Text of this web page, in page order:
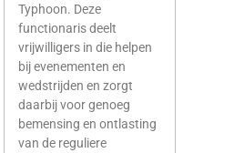
Typhoon. Deze
functionaris deelt
vrijwilligers in die helpen
bij evenementen en
wedstrijden en zorgt
daarbij voor genoeg
bemensing en ontlasting
van de reguliere